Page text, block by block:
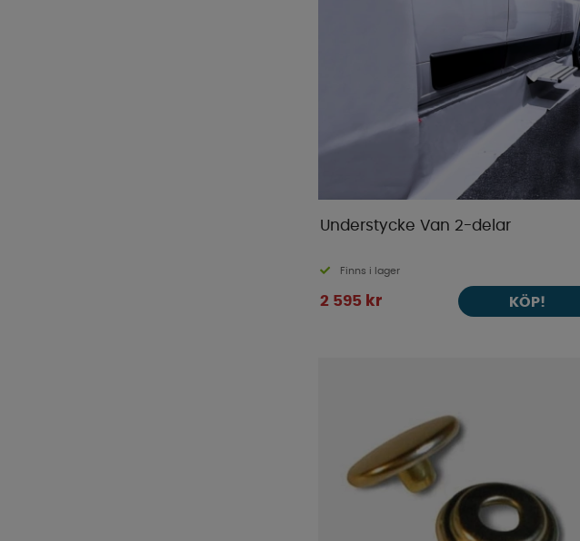
Understycke Van 2-delar
Finns i lager
2 595 kr KÖP!